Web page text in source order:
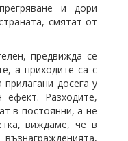
и дори
смятат от
предвижда се
а приходите са с
досега у
Разходите,
в постоянни, а не
виждаме, че в